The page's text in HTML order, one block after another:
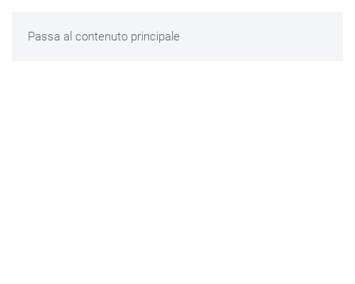
Passa al contenuto principale